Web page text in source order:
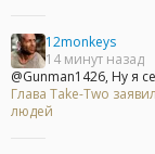
12monkeys
14 минут назад
@Gunman1426, Ну я
Глава Take-Two
людей